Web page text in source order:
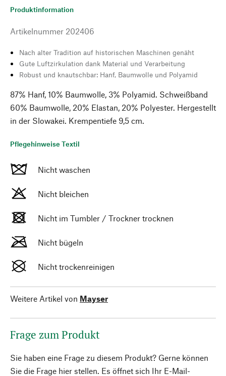
Produktinformation
Artikelnummer 202406
Nach alter Tradition auf historischen Maschinen genäht
Gute Luftzirkulation dank Material und Verarbeitung
Robust und knautschbar: Hanf, Baumwolle und Polyamid
87% Hanf, 10% Baumwolle, 3% Polyamid. Schweißband
60% Baumwolle, 20% Elastan, 20% Polyester. Hergestellt
in der Slowakei. Krempentiefe 9,5 cm.
Pflegehinweise Textil
Nicht waschen
Nicht bleichen
Nicht im Tumbler / Trockner trocknen
Nicht bügeln
Nicht trockenreinigen
Weitere Artikel von Mayser
Frage zum Produkt
Sie haben eine Frage zu diesem Produkt? Gerne können
Sie die Frage hier stellen. Es öffnet sich Ihr E-Mail-